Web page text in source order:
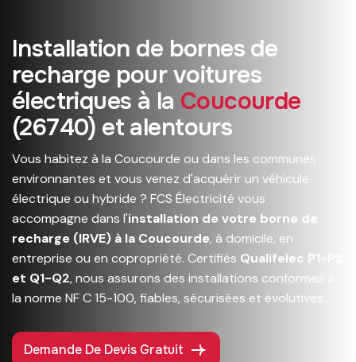
Installation de bornes de
recharge pour voitures
électriques à la Coucourde
(26740) et alentours
Vous habitez à la Coucourde ou dans les communes
environnantes et vous venez d'acquérir un véhicule
électrique ou hybride ? FCS Électricité vous
accompagne dans l'installation de votre borne de
recharge (IRVE) à la Coucourde, à domicile, en
entreprise ou en copropriété. Certifiés Qualifelec P1-P2
et Q1-Q2, nous assurons des installations conformes à
la norme NF C 15-100, fiables, sécurisées et évolutives.
Demande De Devis Gratuit